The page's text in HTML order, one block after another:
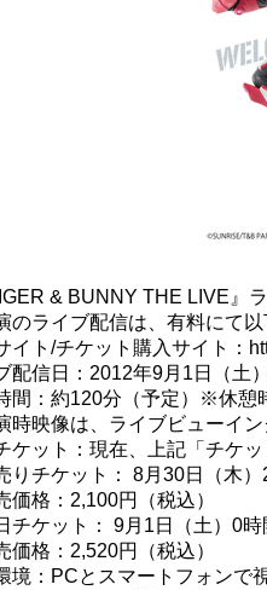
& BUNNY THE LIVE』
のライブ配信は、有料にて以
イト/チケット購入サイト：
配信日：2012年9月1日（土
間：約120分（予定）※休憩
時映像は、ライブビューイン
ケット：現在、上記「チケ
チケット： 8月30日（木）
格：2,100円（税込）
ケット： 9月1日（土）0時
格：2,520円（税込）
境：PCとスマートフォンで